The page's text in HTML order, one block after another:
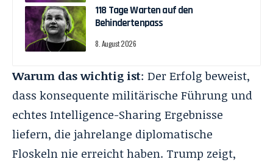
118 Tage Warten auf den
Behindertenpass
8. August 2026
Warum das wichtig ist: Der Erfolg beweist,
dass konsequente militärische Führung und
echtes Intelligence-Sharing Ergebnisse
liefern, die jahrelange diplomatische
Floskeln nie erreicht haben. Trump zeigt,